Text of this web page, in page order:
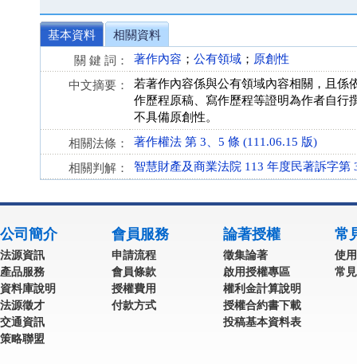
基本資料
相關資料
關 鍵 詞：
著作內容 ； 公有領域 ； 原創性
中文摘要：
若著作內容係與公有領域內容相關，且係
作歷程原稿、寫作歷程等證明為作者自行
不具備原創性。
相關法條： 著作權法 第 3、5 條 (111.06.15 版)
相關判解： 智慧財產及商業法院 113 年度民著訴字第
公司簡介
法源資訊
產品服務
資料庫說明
法源徵才
交通資訊
策略聯盟
會員服務
申請流程
會員條款
授權費用
付款方式
論著授權
徵集論著
啟用授權專區
權利金計算說明
授權合約書下載
投稿基本資料表
常
使
常